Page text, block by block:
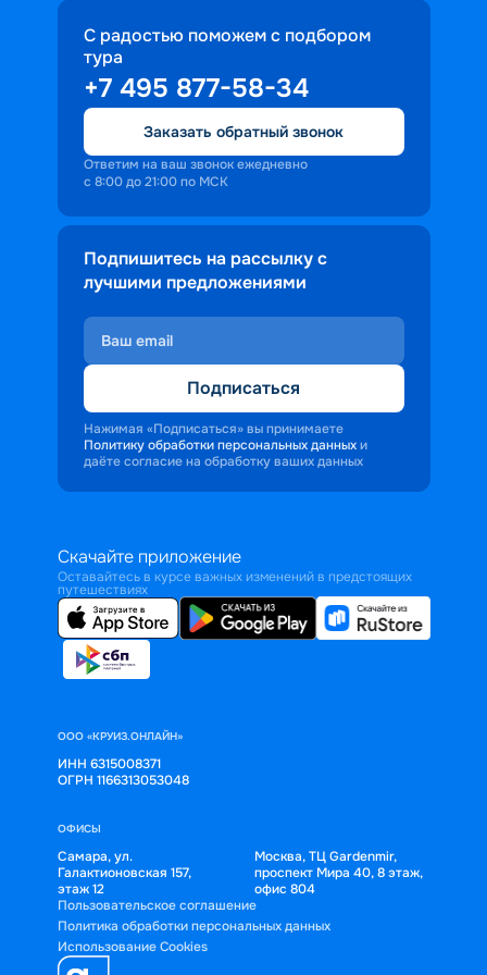
отличные рестораны, бары и кафе –
что-то включено в стоимость путевки,
а что-то оплачивается отдельно;
множество вариантов для
С радостью поможем с подбором
тура
+7 495 877-58-34
Заказать обратный звонок
Ответим на ваш звонок ежедневно
с 8:00 до 21:00 по МСК
Подпишитесь на рассылку с
лучшими предложениями
Подписаться
Нажимая «Подписаться» вы принимаете
Политику обработки персональных данных и
даёте согласие на обработку ваших данных
Скачайте приложение
Оставайтесь в курсе важных изменений в предстоящих
путешествиях
ООО «КРУИЗ.ОНЛАЙН»
ИНН 6315008371
ОГРН 1166313053048
ОФИСЫ
Самара, ул.
Галактионовская 157,
этаж 12
Москва, ТЦ Gardenmir,
проспект Мира 40, 8 этаж,
офис 804
Пользовательское соглашение
Политика обработки персональных данных
Использование Cookies